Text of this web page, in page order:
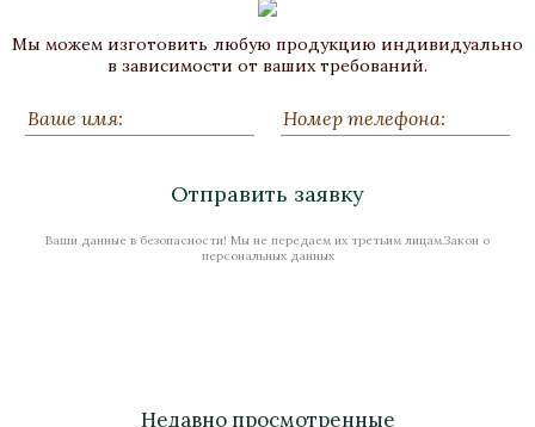
Мы можем изготовить любую продукцию индивидуально
в зависимости от ваших требований.
Отправить заявку
Ваши данные в безопасности! Мы не передаем их третьим лицам.Закон о
персональных данных
Недавно просмотренные